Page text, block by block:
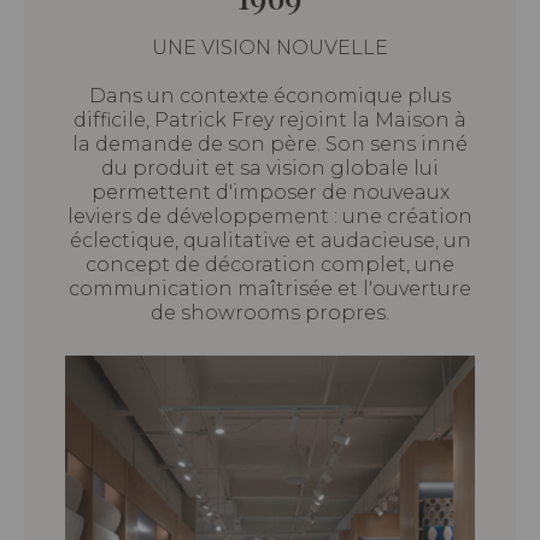
UNE VISION NOUVELLE
Dans un contexte économique plus
difficile, Patrick Frey rejoint la Maison à
la demande de son père. Son sens inné
du produit et sa vision globale lui
permettent d'imposer de nouveaux
leviers de développement : une création
éclectique, qualitative et audacieuse, un
concept de décoration complet, une
communication maîtrisée et l'ouverture
de showrooms propres.